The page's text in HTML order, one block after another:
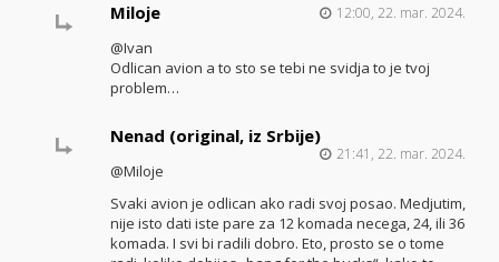
Miloje 12:00, 22. mar. 2024.
@Ivan
Odlican avion a to sto se tebi ne svidja to je tvoj
problem…
Nenad (original, iz Srbije)
21:41, 22. mar. 2024.
@Miloje
Svaki avion je odlican ako radi svoj posao. Medjutim,
nije isto dati iste pare za 12 komada necega, 24, ili 36
komada. I svi bi radili dobro. Eto, prosto se o tome